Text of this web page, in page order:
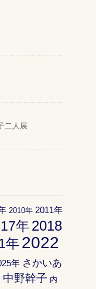
二人展
2010年 2011年
年 2018
年 2022
年 さかいあ
中野幹子 内